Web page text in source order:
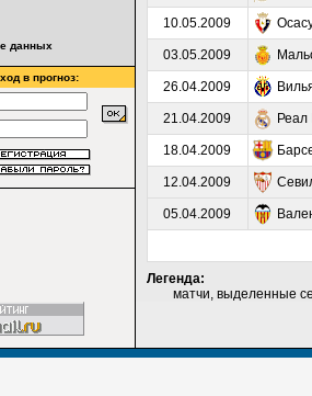
данных
в прогноз:
10.05.2009
03.05.2009
26.04.2009
21.04.2009
18.04.2009
12.04.2009
05.04.2009
Легенда:
матчи, выделенные